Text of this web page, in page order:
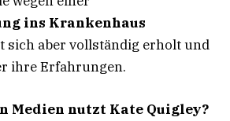
ins Krankenhaus
sich aber vollständig erholt und
ihre Erfahrungen.
Medien nutzt Kate Quigley?